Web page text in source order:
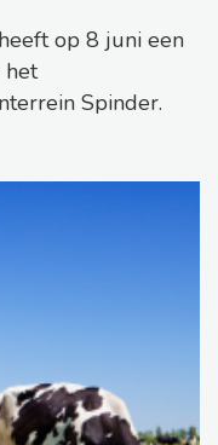
op 8 juni een
het
Spinder.